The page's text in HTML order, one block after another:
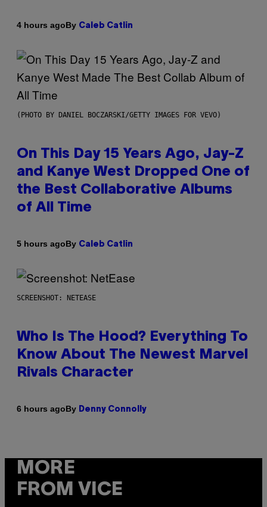
4 hours agoBy Caleb Catlin
(PHOTO BY DANIEL BOCZARSKI/GETTY IMAGES FOR VEVO)
On This Day 15 Years Ago, Jay-Z
and Kanye West Dropped One of
the Best Collaborative Albums
of All Time
5 hours agoBy Caleb Catlin
SCREENSHOT: NETEASE
Who Is The Hood? Everything To
Know About The Newest Marvel
Rivals Character
6 hours agoBy Denny Connolly
MORE
FROM VICE